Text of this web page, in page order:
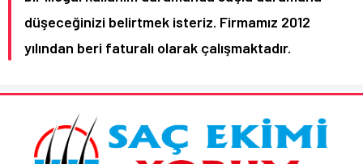
düşeceğinizi belirtmek isteriz. Firmamız 2012
yılından beri faturalı olarak çalışmaktadır.